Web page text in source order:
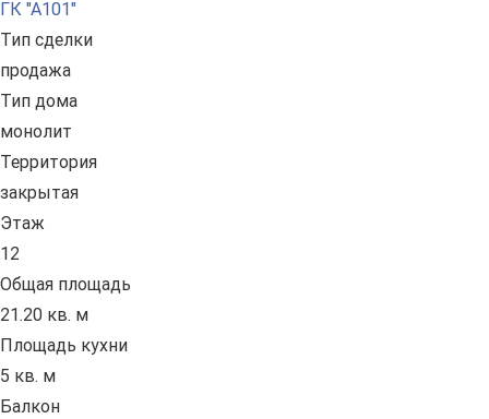
ГК "А101"
Тип сделки
продажа
Тип дома
монолит
Территория
закрытая
Этаж
12
Общая площадь
21.20 кв. м
Площадь кухни
5 кв. м
Балкон